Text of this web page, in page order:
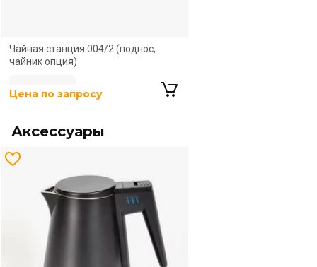
Цена по запросу
Чайная станция 004/2 (поднос,
чайник опция)
Цена по запросу
Аксессуары